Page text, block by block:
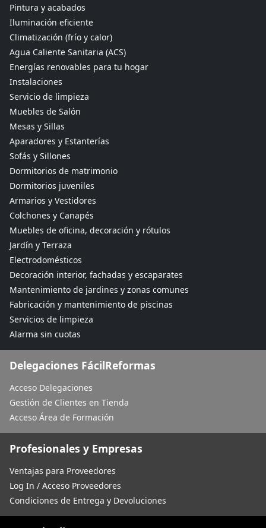
Pintura y acabados
Iluminación eficiente
Climatización (frío y calor)
Agua Caliente Sanitaria (ACS)
Energías renovables para tu hogar
Instalaciones
Servicio de limpieza
Muebles de Salón
Mesas y Sillas
Aparadores y Estanterías
Sofás y Sillones
Dormitorios de matrimonio
Dormitorios juveniles
Armarios y Vestidores
Colchones y Canapés
Muebles de oficina, decoración y rótulos
Jardín y Terraza
Electrodomésticos
Decoración interior, fachadas y escaparates
Mantenimiento de jardines y zonas comunes
Fabricación y mantenimiento de piscinas
Servicios de limpieza
Alarma sin cuotas
Delegaciones FácilReformas
Acceso Delegaciones
Gestión de Clientes en Tienda
Acceso Área de Formación
Profesionales y Empresas
Ventajas para Proveedores
Log In / Acceso Proveedores
Condiciones de Entrega y Devoluciones